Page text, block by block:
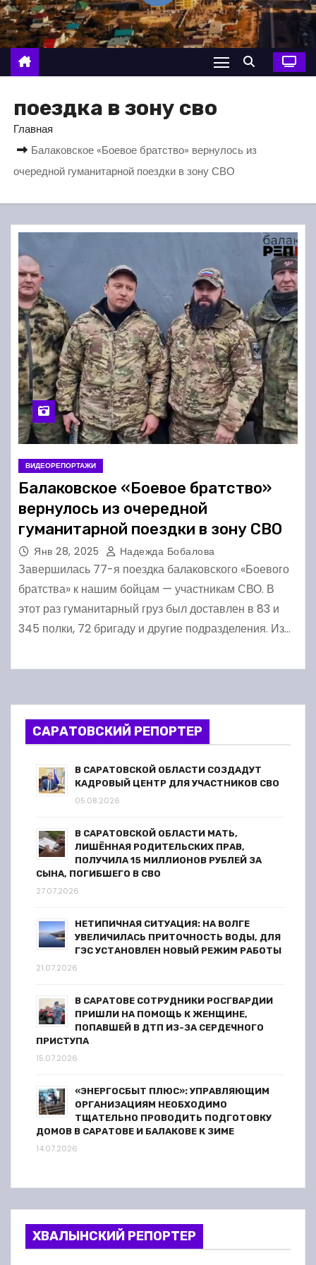
о
м
у
поездка в зону сво
Главная
Балаковское «Боевое братство» вернулось из
очередной гуманитарной поездки в зону СВО
ВИДЕОРЕПОРТАЖИ
Балаковское «Боевое братство»
вернулось из очередной
гуманитарной поездки в зону СВО
Янв 28, 2025 Надежда Бобалова
Завершилась 77-я поездка балаковского «Боевого
братства» к нашим бойцам — участникам СВО. В
этот раз гуманитарный груз был доставлен в 83 и
345 полки, 72 бригаду и другие подразделения. Из…
САРАТОВСКИЙ РЕПОРТЕР
В САРАТОВСКОЙ ОБЛАСТИ СОЗДАДУТ
КАДРОВЫЙ ЦЕНТР ДЛЯ УЧАСТНИКОВ СВО
05.08.2026
В САРАТОВСКОЙ ОБЛАСТИ МАТЬ,
ЛИШЁННАЯ РОДИТЕЛЬСКИХ ПРАВ,
ПОЛУЧИЛА 15 МИЛЛИОНОВ РУБЛЕЙ ЗА
СЫНА, ПОГИБШЕГО В СВО
27.07.2026
НЕТИПИЧНАЯ СИТУАЦИЯ: НА ВОЛГЕ
УВЕЛИЧИЛАСЬ ПРИТОЧНОСТЬ ВОДЫ, ДЛЯ
ГЭС УСТАНОВЛЕН НОВЫЙ РЕЖИМ РАБОТЫ
21.07.2026
В САРАТОВЕ СОТРУДНИКИ РОСГВАРДИИ
ПРИШЛИ НА ПОМОЩЬ К ЖЕНЩИНЕ,
ПОПАВШЕЙ В ДТП ИЗ-ЗА СЕРДЕЧНОГО
ПРИСТУПА
15.07.2026
«ЭНЕРГОСБЫТ ПЛЮС»: УПРАВЛЯЮЩИМ
ОРГАНИЗАЦИЯМ НЕОБХОДИМО
ТЩАТЕЛЬНО ПРОВОДИТЬ ПОДГОТОВКУ
ДОМОВ В САРАТОВЕ И БАЛАКОВЕ К ЗИМЕ
14.07.2026
ХВАЛЫНСКИЙ РЕПОРТЕР